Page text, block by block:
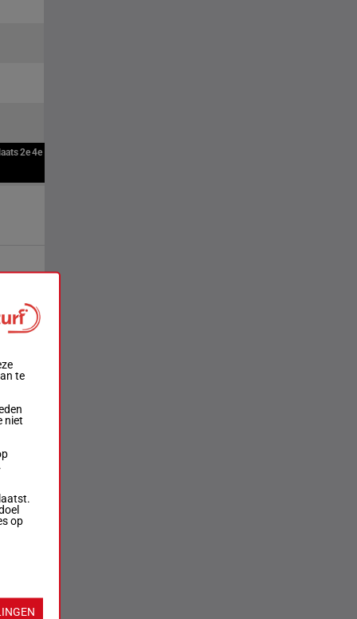
2e4e
te
niet
op